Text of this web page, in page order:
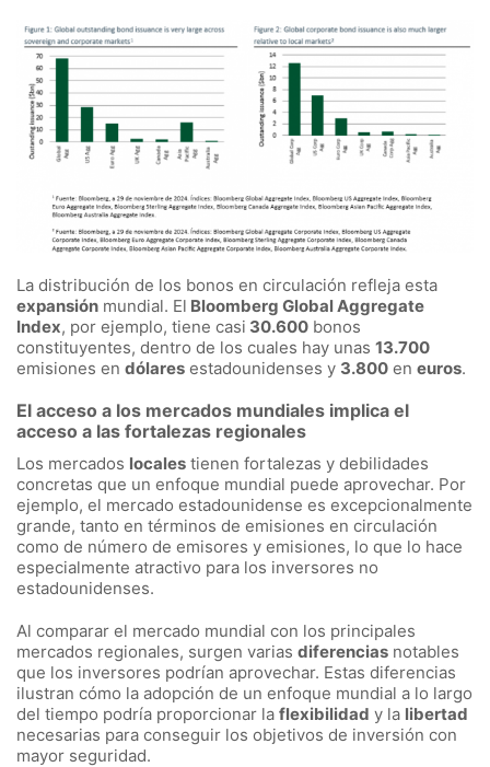
La distribución de los bonos en circulación refleja esta
expansión mundial. El Bloomberg Global Aggregate
Index, por ejemplo, tiene casi 30.600 bonos
constituyentes, dentro de los cuales hay unas 13.700
emisiones en dólares estadounidenses y 3.800 en euros.
El acceso a los mercados mundiales implica el
acceso a las fortalezas regionales
Los mercados locales tienen fortalezas y debilidades
concretas que un enfoque mundial puede aprovechar. Por
ejemplo, el mercado estadounidense es excepcionalmente
grande, tanto en términos de emisiones en circulación
como de número de emisores y emisiones, lo que lo hace
especialmente atractivo para los inversores no
estadounidenses.
Al comparar el mercado mundial con los principales
mercados regionales, surgen varias diferencias notables
que los inversores podrían aprovechar. Estas diferencias
ilustran cómo la adopción de un enfoque mundial a lo largo
del tiempo podría proporcionar la flexibilidad y la libertad
necesarias para conseguir los objetivos de inversión con
mayor seguridad.